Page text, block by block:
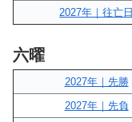
2027年｜往亡日
六曜
2027年｜先勝
2027年｜先負